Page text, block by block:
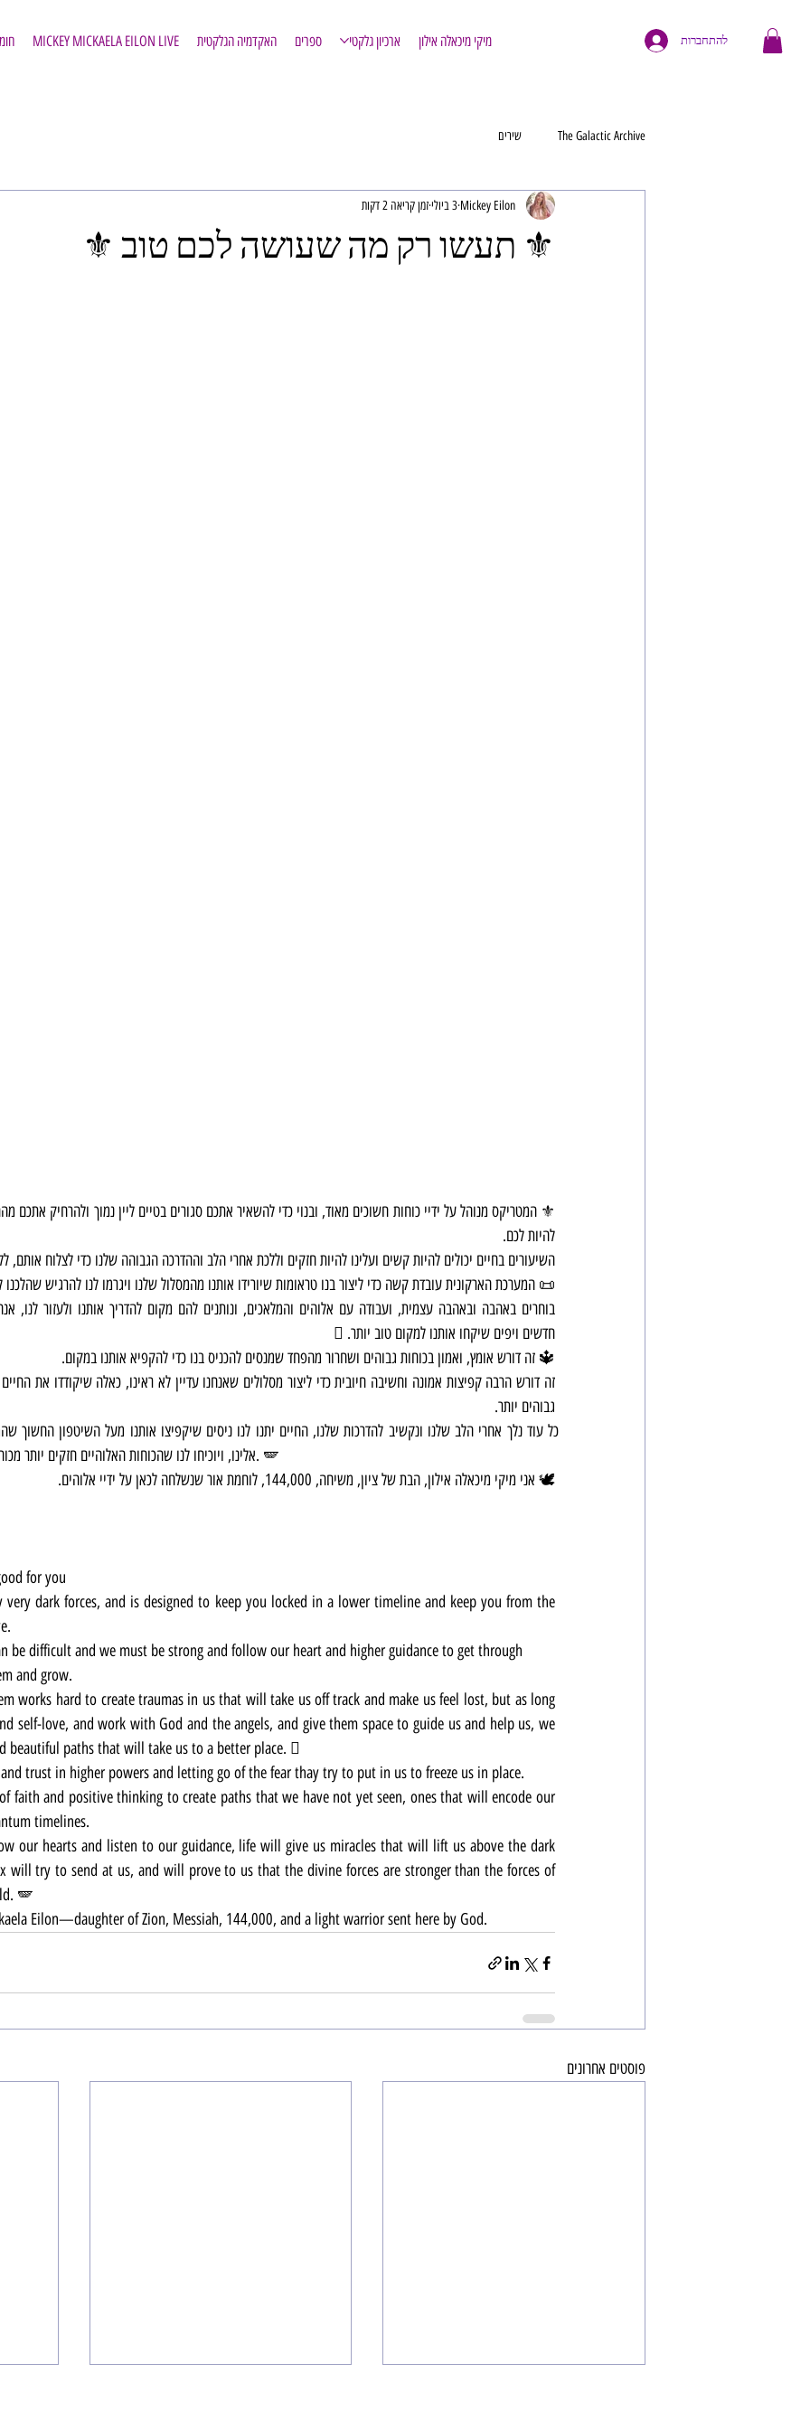
מיקי מיכאלה אילון ארכיון גלקטי ספרים האקדמיה הגלקטית MICKEY MICKAELA EILON LIVE להתחברות
The Galactic Archive שירים
⚜️ תעשו רק מה שעושה לכם טוב ⚜️
Mickey Eilon 3 ביולי זמן קריאה 2 דקות
להיות לכם.
השיעורים בחיים יכולים להיות קשים ועלינו להיות חזקים וללכת אחרי הלב וההדרכה הגבוהה שלנו כדי לצלוח אותם,
חדשים ויפים שיקחו אותנו למקום טוב יותר. 🪎
🔱 זה דורש אומץ, ואמון בכוחות גבוהים ושחרור מהפחד שמנסים להכניס בנו כדי להקפיא אותנו במקום.
גבוהים יותר.
אלינו, ויוכיחו לנו שהכוחות האלוהיים חזקים יותר מכוחות החושך שבעולם הזה. 🪽
🕊 אני מיקי מיכאלה אילון, הבת של ציון, משיחה, 144,000, לוחמת אור שנשלחה לכאן על ידיי אלוהים.
for you
dark forces, and is designed to keep you locked in a lower timeline and keep you from the
be difficult and we must be strong and follow our heart and higher guidance to get through
and grow.
works hard to create traumas in us that will take us off track and make us feel lost, but as long
self-love, and work with God and the angels, and give them space to guide us and help us, we
beautiful paths that will take us to a better place. 🪎
trust in higher powers and letting go of the fear thay try to put in us to freeze us in place.
faith and positive thinking to create paths that we have not yet seen, ones that will encode our
timelines.
our hearts and listen to our guidance, life will give us miracles that will lift us above the dark
will try to send at us, and will prove to us that the divine forces are stronger than the forces of
🪽
Eilon—daughter of Zion, Messiah, 144,000, and a light warrior sent here by God.
פוסטים אחרונים